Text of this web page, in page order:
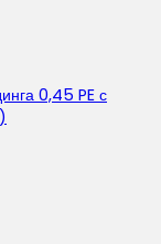
0,45 PE с